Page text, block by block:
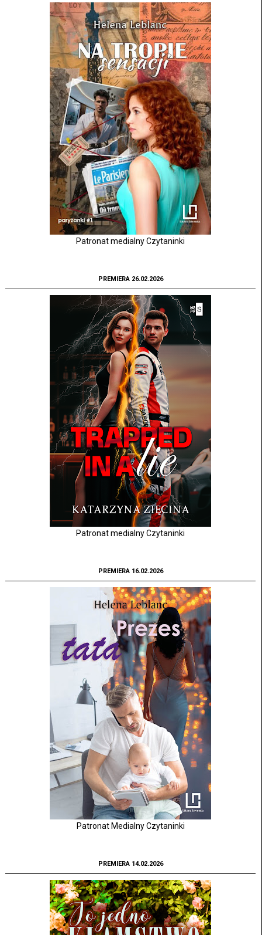
Patronat medialny Czytaninki
PREMIERA 26.02.2026
Patronat medialny Czytaninki
PREMIERA 16.02.2026
Patronat Medialny Czytaninki
PREMIERA 14.02.2026